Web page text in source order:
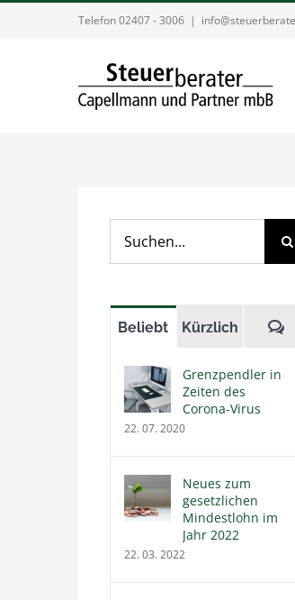
Telefon 02407 - 3006 |
nach:
Beliebt Kürzlich
Grenzpendler in
Zeiten des
Corona-Virus
22. 07. 2020
Neues zum
gesetzlichen
Mindestlohn im
Jahr 2022
22. 03. 2022